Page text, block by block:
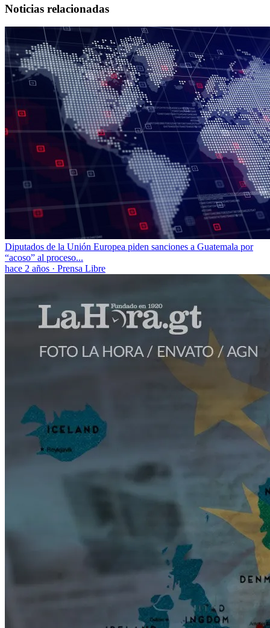
Noticias relacionadas
Diputados de la Unión Europea piden sanciones a Guatemala por
“acoso” al proceso...
hace 2 años · Prensa Libre